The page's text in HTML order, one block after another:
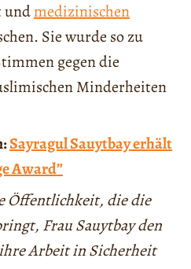
undmedizinischen
Sie wurde so zu
gegen die
Minderheiten
Sayragul Sauytbay erhält
Award”
Öffentlichkeit, die die
Frau Sauytbay den
Arbeit in Sicherheit